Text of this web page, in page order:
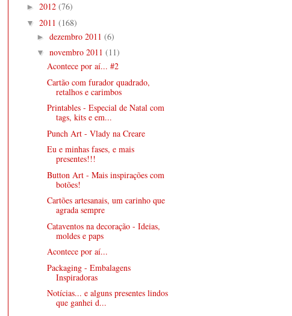
► 2012 (76)
▼ 2011 (168)
► dezembro 2011 (6)
▼ novembro 2011 (11)
Acontece por aí... #2
Cartão com furador quadrado,
retalhos e carimbos
Printables - Especial de Natal com
tags, kits e em...
Punch Art - Vlady na Creare
Eu e minhas fases, e mais
presentes!!!
Button Art - Mais inspirações com
botões!
Cartões artesanais, um carinho que
agrada sempre
Cataventos na decoração - Ideias,
moldes e paps
Acontece por aí...
Packaging - Embalagens
Inspiradoras
Notícias... e alguns presentes lindos
que ganhei d...